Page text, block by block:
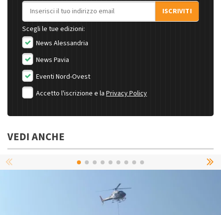
Indirizzo email
ISCRIVITI
Scegli le tue edizioni:
News Alessandria
News Pavia
Eventi Nord-Ovest
Accetto l'iscrizione e la Privacy Policy
VEDI ANCHE